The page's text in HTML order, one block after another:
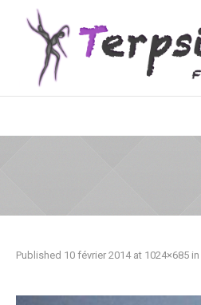
Published 10 février 2014at 1024×685 in